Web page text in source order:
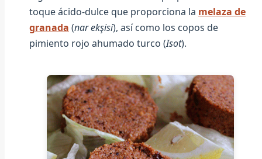
toque ácido-dulce que proporciona la melaza de
granada (nar ekşisi), así como los copos de
pimiento rojo ahumado turco (Isot).